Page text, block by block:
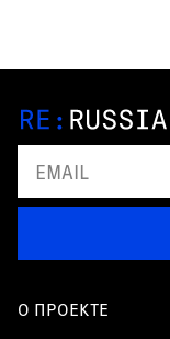
О ПРОЕКТЕ